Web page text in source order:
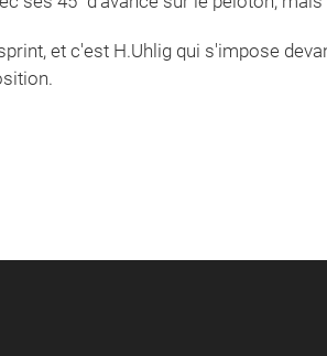
et c'est H.Uhlig qui s'impose